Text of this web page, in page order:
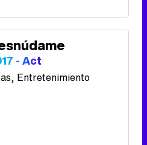
- Act
, Entretenimiento